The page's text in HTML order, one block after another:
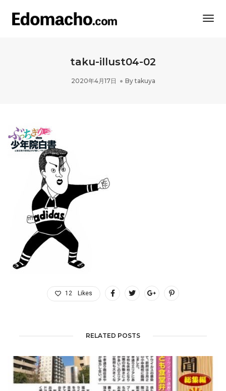
taku-illust04-02
2020年4月17日 Bytakuya
12 Likes
RELATED POSTS